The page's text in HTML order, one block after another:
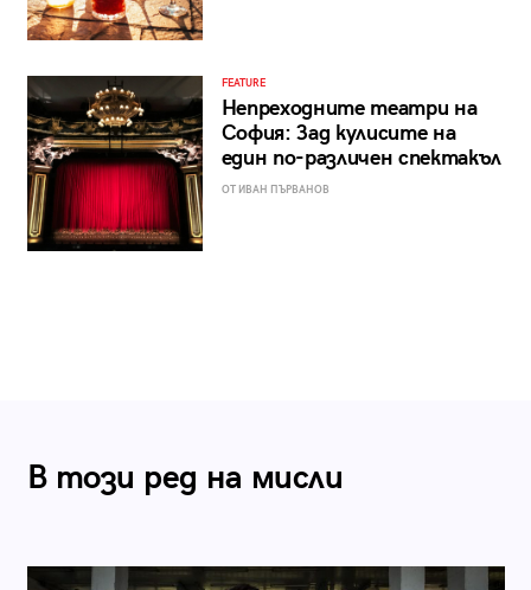
FEATURE
Непреходните театри на
София: Зад кулисите на
един по-различен спектакъл
ОТ ИВАН ПЪРВАНОВ
В този ред на мисли